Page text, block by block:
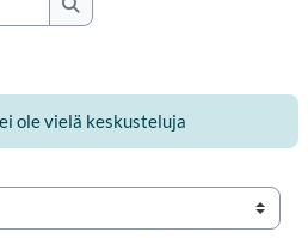
Etsi viesteistä
ole vielä keskusteluja